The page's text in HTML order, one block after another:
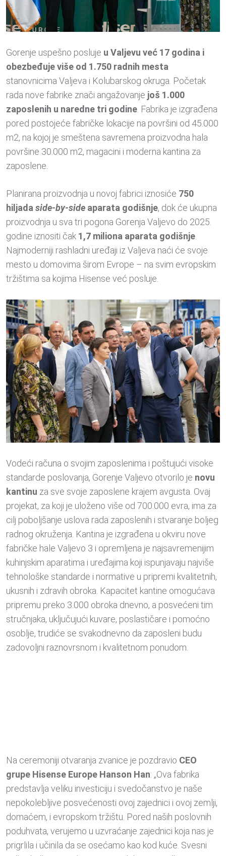
Gorenje uspešno posluje u Valjevu već 17 godina i
obezbeđuje više od 1.750 radnih mesta
stanovnicima Valjeva i Kolubarskog okruga. Početak
rada nove fabrike znači angažovanje još 1.000
zaposlenih u naredne tri godine. Fabrika je izgrađena
pored postojeće fabričke lokacije na površini od 45.000
m2, na kojoj je smeštena savremena proizvodna hala
površine 30.000 m2, magacini i moderna kantina za
zaposlene.
Planirana proizvodnja u novoj fabrici iznosiće 750
hiljadaside-by-side aparata godišnje, dok će ukupna
proizvodnja u sva tri pogona Gorenja Valjevo do 2025.
godine iznositi čak 1,7 miliona aparata godišnje.
Najmoderniji rashladni uređaji iz Valjeva naći će svoje
mesto u domovima širom Evrope – na svim evropskim
tržištima sa kojima Hisense već posluje.
Vodeći računa o svojim zaposlenima i poštujući visoke
standarde poslovanja, Gorenje Valjevo otvorilo je novu
kantinu za sve svoje zaposlene krajem avgusta. Ovaj
projekat, za koji je uloženo više od 700.000 evra, ima za
cilj poboljšanje uslova rada zaposlenih i stvaranje boljeg
radnog okruženja. Kantina je izgrađena u okviru nove
fabričke hale Valjevo 3 i opremljena je najsavremenijim
kuhinjskim aparatima i uređajima koji ispunjavaju najviše
tehnološke standarde i normative u pripremi kvalitetnih,
ukusnih i zdravih obroka. Kapacitet kantine omogućava
pripremu preko 3.000 obroka dnevno, a posvećeni tim
stručnjaka, uključujući kuvare, poslastičare i pomoćno
osoblje, trudiće se svakodnevno da zaposleni budu
zadovoljni raznovrsnom i kvalitetnom ponudom.
Na ceremoniji otvaranja zvanice je pozdravio CEO
grupe Hisense Europe Hanson Han: „Ova fabrika
predstavlja veliku investiciju i svedočanstvo je naše
nepokolebljive posvećenosti ovoj zajednici i ovoj zemlji,
domaćem, i evropskom tržištu. Pored naših poslovnih
poduhvata, verujemo u uzvraćanje zajednici koja nas je
prigrlila i učinila da se osećamo kao kod kuće. Svesni